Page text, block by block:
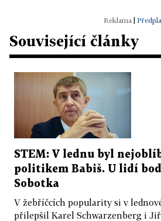
Související články
STEM: V lednu byl
politikem Babiš. U lidí
Sobotka
V žebříčcích popularity si v
přilepšil Karel Schwarzenberg i